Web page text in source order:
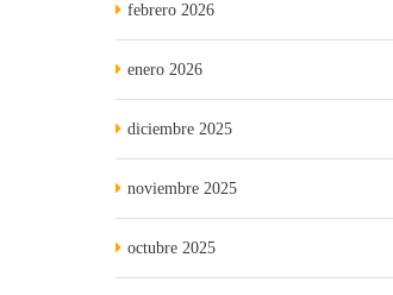
febrero 2026
enero 2026
diciembre 2025
noviembre 2025
octubre 2025